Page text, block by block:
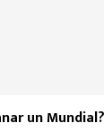
un Mundial?